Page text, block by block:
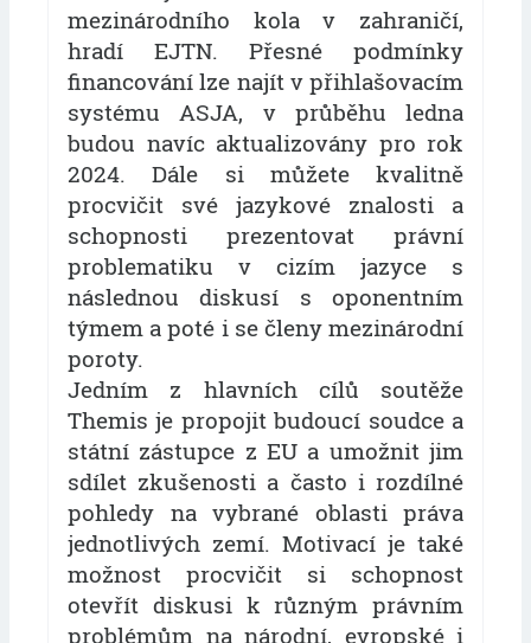
mezinárodního kola v zahraničí,
hradí EJTN. Přesné podmínky
financování lze najít v přihlašovacím
systému ASJA, v průběhu ledna
budou navíc aktualizovány pro rok
2024. Dále si můžete kvalitně
procvičit své jazykové znalosti a
schopnosti prezentovat právní
problematiku v cizím jazyce s
následnou diskusí s oponentním
týmem a poté i se členy mezinárodní
poroty.
Jedním z hlavních cílů soutěže
Themis je propojit budoucí soudce a
státní zástupce z EU a umožnit jim
sdílet zkušenosti a často i rozdílné
pohledy na vybrané oblasti práva
jednotlivých zemí. Motivací je také
možnost procvičit si schopnost
otevřít diskusi k různým právním
problémům na národní, evropské i